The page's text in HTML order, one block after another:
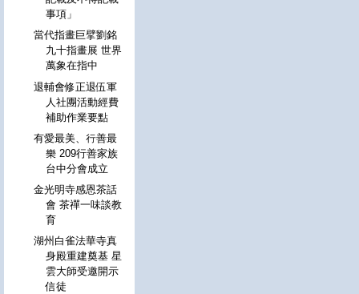
事項」
當代指畫巨擘劉銘
九十指畫展 世界
萬象在指中
退輔會修正退伍軍
人社團活動經費
補助作業要點
有愛最美、行善最
樂 209行善家族
台中分會成立
金光明寺感恩茶話
會 茶禪一味談教
育
湖州白雀法華寺真
身殿重建奠基 星
雲大師受邀開示
信徒